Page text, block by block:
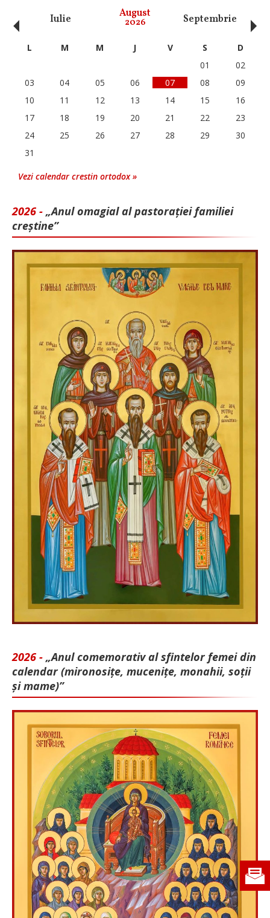
Iulie August
2026 Septembrie
‹ L M M J V S
D
01
02
03
04 05 06 07 08
09
10
11 12 13 14 15
16
17
18 19 20 21 22
23
24
25 26 27 28 29
30
31
Vezi calendar crestin ortodox »
2026 - „Anul omagial al pastorației familiei
creștine”
2026 - „Anul comemorativ al sfintelor femei din
calendar (mironosițe, mu­cenițe, monahii, soții
și mame)”